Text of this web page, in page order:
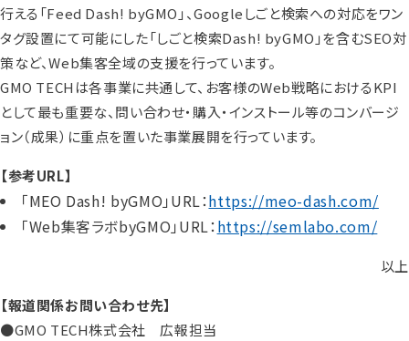
行える「Feed Dash! byGMO」、Googleしごと検索への対応をワン
タグ設置にて可能にした「しごと検索Dash! byGMO」を含むSEO対
策など、Web集客全域の支援を行っています。
GMO TECHは各事業に共通して、お客様のWeb戦略におけるKPI
として最も重要な、問い合わせ・購入・インストール等のコンバージ
ョン（成果）に重点を置いた事業展開を行っています。
【参考URL】
「MEO Dash! byGMO」URL：https://meo-dash.com/
「Web集客ラボbyGMO」URL： https://semlabo.com/
以上
【報道関係お問い合わせ先】
●GMO TECH株式会社 広報担当